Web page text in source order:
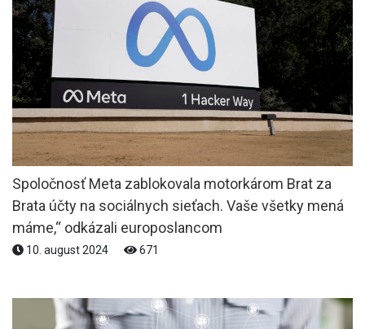
Spoločnosť Meta zablokovala motorkárom Brat za
Brata účty na sociálnych sieťach. Vaše všetky mená
máme,“ odkázali europoslancom
10. august 2024 671